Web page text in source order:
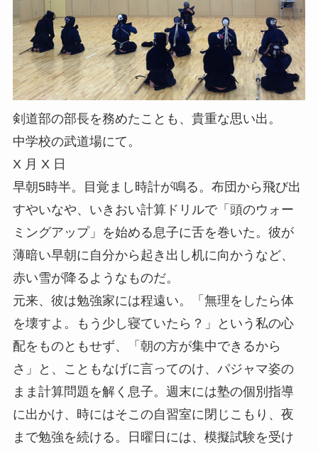
剣道部の部長を務めたことも、貴重な思い出。
中学校の武道場にて。
X 月 X 日
早朝5時半。目覚まし時計が鳴る。布団から飛び出
すやいなや、いきおい計算ドリルで「頭のウォー
ミングアップ」を始める息子に舌を巻いた。彼が
薄暗い早朝に自分から起き出し机に向かうなど、
赤い雪が降るようなものだ。
元来、彼は勉強家には程遠い。「無理をしたら体
を壊すよ。もう少し寝ていたら？」という私の心
配をものともせず、「朝の方が集中できるから
さ」と、こともなげに言ってのけ、パジャマ姿の
まま計算問題を解く息子。週末には塾の個別指導
に出かけ、時にはそこの自習室に閉じこもり、夜
まで勉強を続ける。日曜日には、模擬試験を受け